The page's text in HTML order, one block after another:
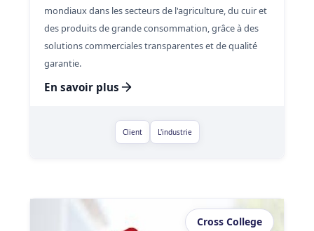
mondiaux dans les secteurs de l'agriculture, du cuir et
des produits de grande consommation, grâce à des
solutions commerciales transparentes et de qualité
garantie.
En savoir plus
Client L'industrie
Cross College